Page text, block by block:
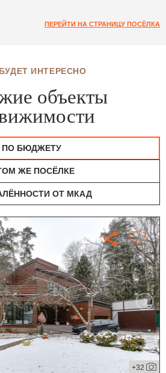
ПЕРЕЙТИ НА СТРАНИЦУ ПОСЁЛКА
ИНТЕРЕСНО
объекты
ПО БЮДЖЕТУ
ЖЕ ПОСЁЛКЕ
ОТ МКАД
+32